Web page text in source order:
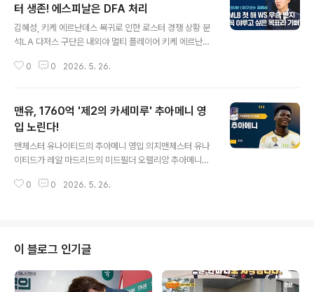
터 생존! 에스피날은 DFA 처리
김혜성, 키케 에르난데스 복귀로 인한 로스터 경쟁 상황 분
석LA 다저스 구단은 내외야 멀티 플레이어 키케 에르난데
다. 에르난데스의 복귀 자리를 마련하기 위해 산티아고 에
성적과 향후 과제김혜성은 이번 시즌 40경기에서 타율 0.
255, 1홈런, 10타점을 기록하며 최근 타격 침체를 겪고 있
습니다. 특히 최근 7경기에서는 타율 0.182로 부진한 모습
을 보였습니다. 김혜성은 로스터 생존이라는 큰 고비를 넘
겼지만, 타격 성적 반등이 절실한 상황입니다. 에스피날 방
출 결정의 배경과 김혜성 잔류 이유다저스는 올스타 출신
0 0 2026. 5. 26.
맨유, 1760억 '제2의 카세미루' 추아메니 영
입 노린다!
맨체스터 유나이티드의 추아메니 영입 의지맨체스터 유나
이티드가 레알 마드리드의 미드필더 오렐리앙 추아메니에
가 파브리시오 로마노는 맨유가 추아메니를 '꿈의 영입'으
추아메니의 최근 논란과 이적설최근 추아메니는 동료 선수
와의 훈련장 및 라커룸 충돌로 인해 구단으로부터 징계를
받았습니다. 이 사건으로 인해 이적설이 불거졌으며, 맨체
스터 유나이티드가 그의 영입을 적극적으로 추진하고 있다
0 0 2026. 5. 26.
이 블로그 인기글